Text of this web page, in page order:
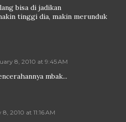
bisa di jadikan
tinggi dia, makin merunduk
8, 2010 at 9:45 AM
mbak...
2010 at 11:16 AM